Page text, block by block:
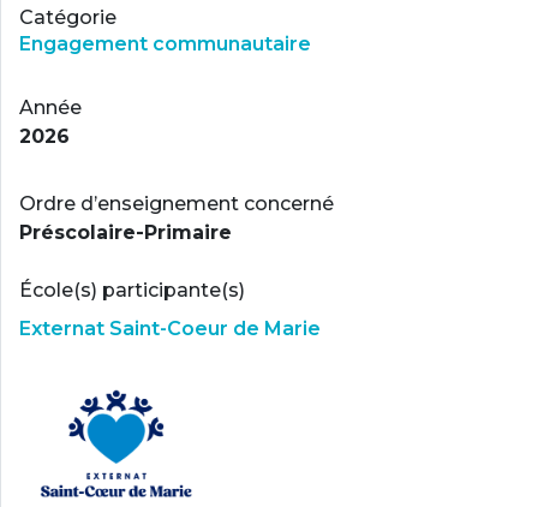
Catégorie
Engagement communautaire
Année
2026
Ordre d’enseignement concerné
Préscolaire-Primaire
École(s) participante(s)
Externat Saint-Coeur de Marie